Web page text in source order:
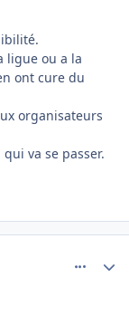
ligue ou a la
ont cure du
organisateurs
va se passer.